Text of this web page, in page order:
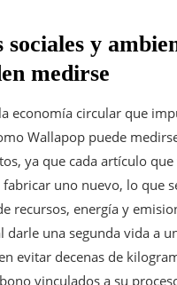
sociales y
medirse
economía circular que
Wallapop puede
ya que cada artículo que
uno nuevo, lo que
recursos, energía y
darle una segunda vida a
evitar decenas de
vinculados a su